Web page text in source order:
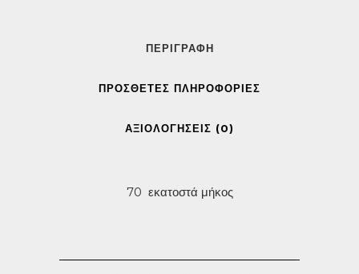
ΠΕΡΙΓΡΑΦΉ
ΠΡΌΣΘΕΤΕΣ ΠΛΗΡΟΦΟΡΊΕΣ
ΑΞΙΟΛΟΓΉΣΕΙΣ (0)
70 εκατοστά μήκος